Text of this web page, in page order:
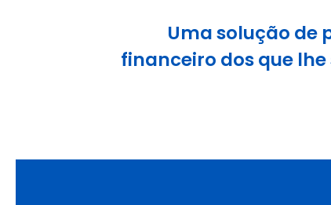
Uma solução de
financeiro dos que